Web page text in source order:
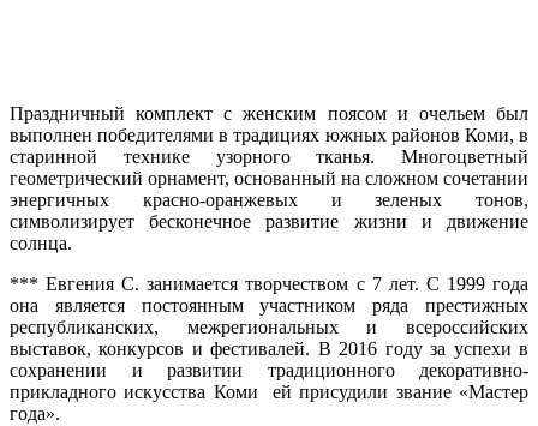
Праздничный комплект с женским поясом и очельем был
выполнен победителями в традициях южных районов Коми, в
старинной технике узорного тканья. Многоцветный
геометрический орнамент, основанный на сложном сочетании
энергичных красно-оранжевых и зеленых тонов,
символизирует бесконечное развитие жизни и движение
солнца.
*** Евгения С. занимается творчеством с 7 лет. С 1999 года
она является постоянным участником ряда престижных
республиканских, межрегиональных и всероссийских
выставок, конкурсов и фестивалей. В 2016 году за успехи в
сохранении и развитии традиционного декоративно-
прикладного искусства Коми ей присудили звание «Мастер
года».